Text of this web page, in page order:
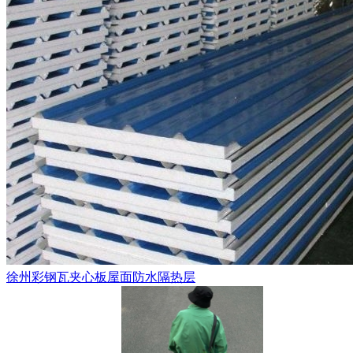
徐州彩钢瓦夹心板屋面防水隔热层